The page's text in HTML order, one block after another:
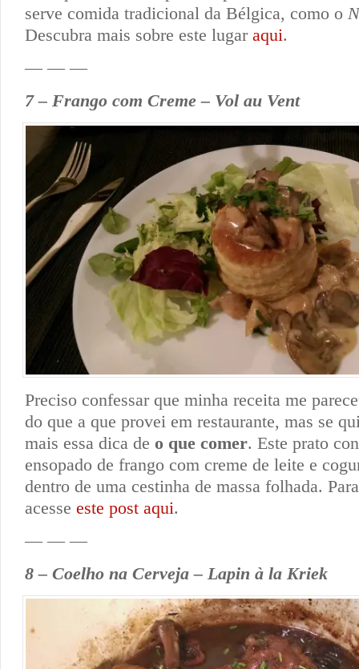
serve comida tradicional da Bélgica, como o
Descubra mais sobre este lugar aqui.
— — —
7 – Frango com Creme – Vol au Vent
Preciso confessar que minha receita me
do que a que provei em restaurante, mas se
mais essa dica de o que comer. Este prato
ensopado de frango com creme de leite e
dentro de uma cestinha de massa folhada.
acesse este post aqui.
— — —
8 – Coelho na Cerveja – Lapin à la Kriek